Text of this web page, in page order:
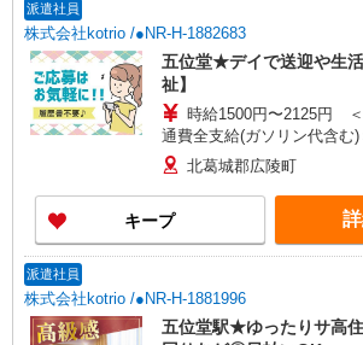
派遣社員
株式会社kotrio /●NR-H-1882683
五位堂★デイで送迎や生
祉】
時給1500円〜2125円
通費全支給(ガソリン代含む)
北葛城郡広陵町
キープ
派遣社員
株式会社kotrio /●NR-H-1881996
五位堂駅★ゆったりサ高